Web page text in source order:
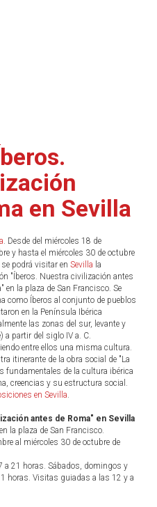
en Sevilla
. Desde del miércoles 18 de
y hasta el miércoles 30 de octubre
podrá visitar en Sevilla la
"Íberos. Nuestra civilización antes
en la plaza de San Francisco. Se
como Íberos al conjunto de pueblos
en la Península Ibérica
las zonas del sur, levante y
a partir del siglo IV a. C.
entre ellos una misma cultura.
itinerante de la obra social de "La
fundamentales de la cultura ibérica
creencias y su estructura social.
en Sevilla.
antes de Roma" en Sevilla
la plaza de San Francisco.
al miércoles 30 de octubre de
a 21 horas. Sábados, domingos y
horas. Visitas guiadas a las 12 y a